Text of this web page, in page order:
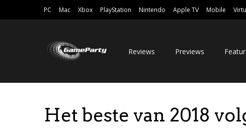
PC Mac Xbox PlayStation Nintendo Apple TV Mobile
Reviews Previews
Het beste van 2018